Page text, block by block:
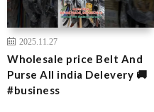
2025.11.27
Wholesale price Belt And
Purse All india Delevery 🚚
#business